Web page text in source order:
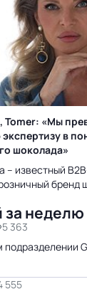
Tomer: «Мы
в
шоколада»
– известный
бренд
за неделю
5 363
подразделении
555